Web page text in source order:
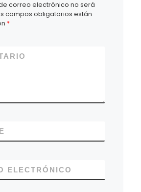
correo electrónico no será
campos obligatorios están
*
ELECTRÓNICO